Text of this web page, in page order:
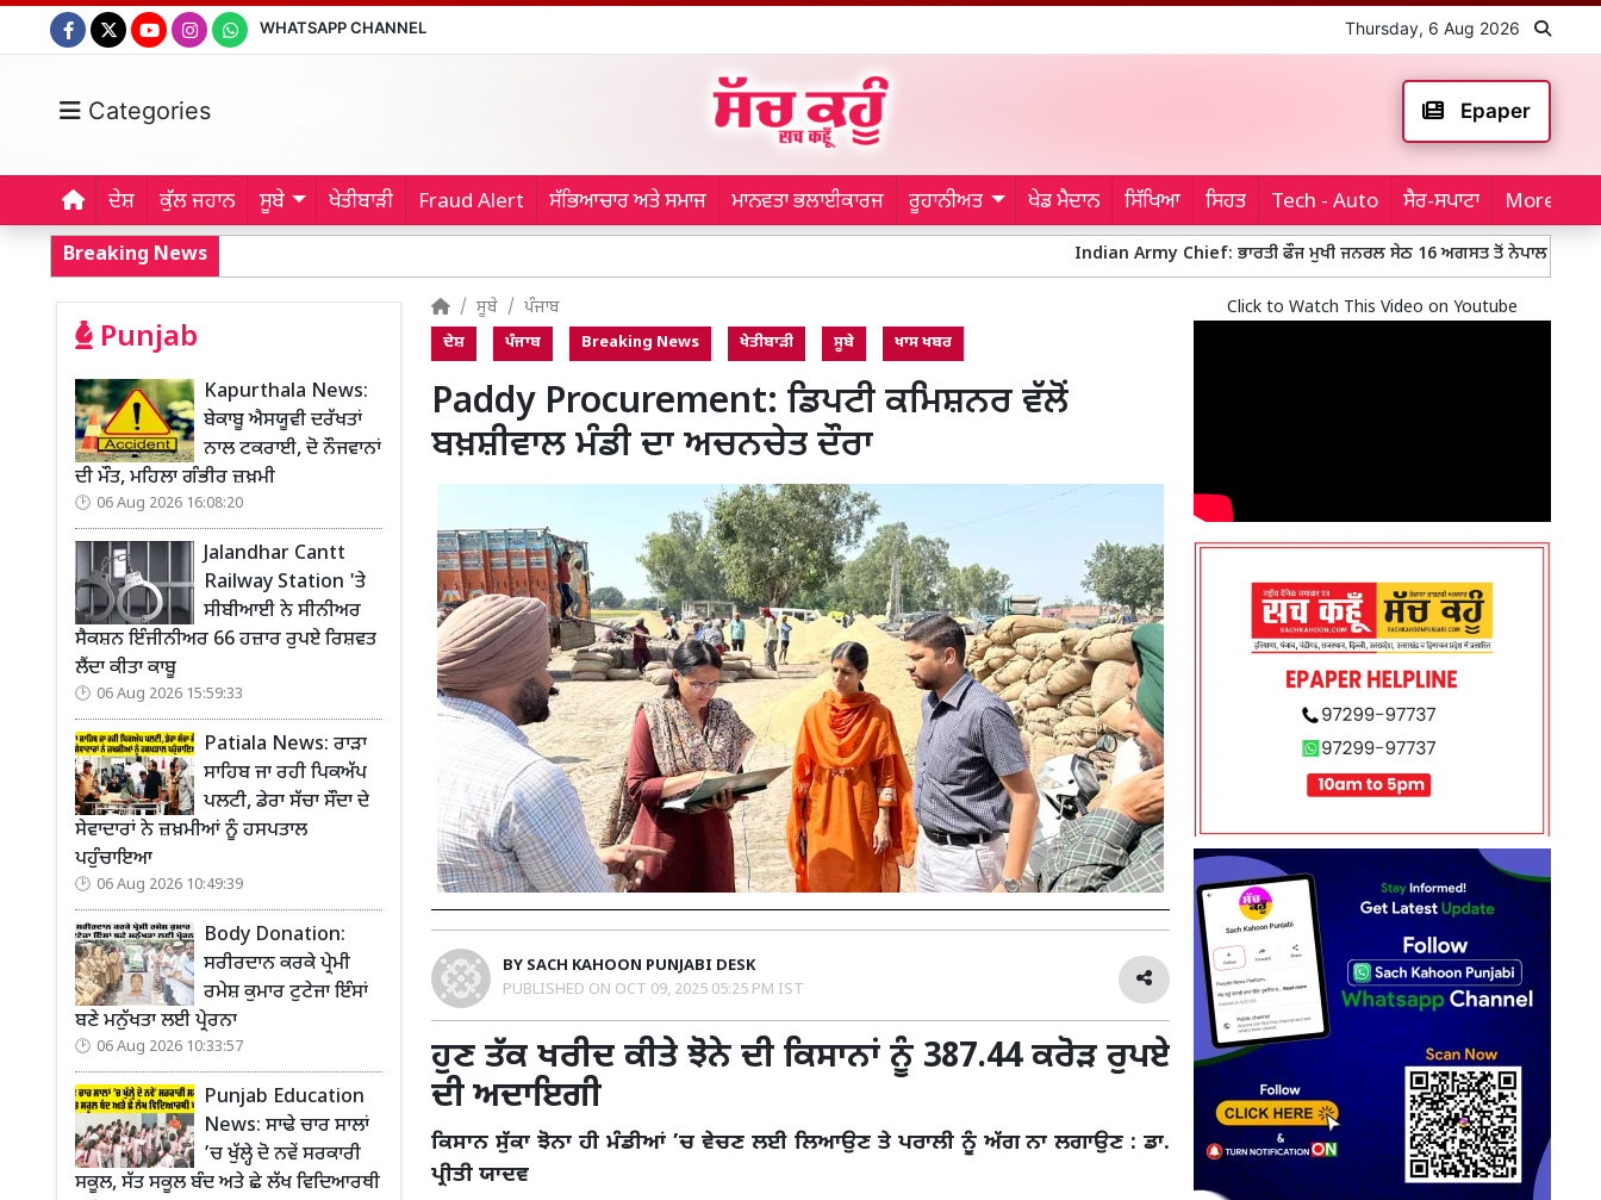
WHATSAPP CHANNEL Thursday, 6 Aug 2026
Categories Epaper
ਦੇਸ਼ ਕੁੱਲ ਜਹਾਨ ਸੂਬੇ ਖੇਤੀਬਾੜੀ Fraud Alert ਸੱਭਿਆਚਾਰ ਅਤੇ ਸਮਾਜ ਮਾਨਵਤਾ ਭਲਾਈਕਾਰਜ ਰੂਹਾਨੀਅਤ ਖੇਡ ਮੈਦਾਨ ਸਿੱਖਿਆ ਸਿਹਤ Tech - Auto ਸੈਰ-ਸਪਾਟਾ More...
Breaking News Indian Army Chief: ਭਾਰਤੀ ਫੌਜ ਮੁਖੀ ਜਨਰਲ ਸੇਠ 16 ਅਗਸਤ ਤੋਂ ਨੇਪਾਲ ਦੇ ਪੰਜ ਦਿਨਾਂ ਦੌਰੇ ’ਤੇ
Punjab
Kapurthala News:
ਬੇਕਾਬੂ ਐਸਯੂਵੀ ਦਰੱਖਤਾਂ
ਨਾਲ ਟਕਰਾਈ, ਦੋ ਨੌਜਵਾਨਾਂ
ਦੀ ਮੌਤ, ਮਹਿਲਾ ਗੰਭੀਰ ਜ਼ਖ਼ਮੀ
06 Aug 2026 16:08:20
Jalandhar Cantt
Railway Station 'ਤੇ
ਸੀਬੀਆਈ ਨੇ ਸੀਨੀਅਰ
ਸੈਕਸ਼ਨ ਇੰਜੀਨੀਅਰ 66 ਹਜ਼ਾਰ ਰੁਪਏ ਰਿਸ਼ਵਤ
ਲੈਂਦਾ ਕੀਤਾ ਕਾਬੂ
06 Aug 2026 15:59:33
Patiala News: ਰਾੜਾ
ਸਾਹਿਬ ਜਾ ਰਹੀ ਪਿਕਅੱਪ
ਪਲਟੀ, ਡੇਰਾ ਸੱਚਾ ਸੌਦਾ ਦੇ
ਸੇਵਾਦਾਰਾਂ ਨੇ ਜ਼ਖ਼ਮੀਆਂ ਨੂੰ ਹਸਪਤਾਲ
ਪਹੁੰਚਾਇਆ
06 Aug 2026 10:49:39
Body Donation:
ਸਰੀਰਦਾਨ ਕਰਕੇ ਪ੍ਰੇਮੀ
ਰਮੇਸ਼ ਕੁਮਾਰ ਟੁਟੇਜਾ ਇੰਸਾਂ
ਬਣੇ ਮਨੁੱਖਤਾ ਲਈ ਪ੍ਰੇਰਨਾ
06 Aug 2026 10:33:57
Punjab Education
News: ਸਾਢੇ ਚਾਰ ਸਾਲਾਂ
’ਚ ਖੁੱਲ੍ਹੇ ਦੋ ਨਵੇਂ ਸਰਕਾਰੀ
ਸਕੂਲ, ਸੱਤ ਸਕੂਲ ਬੰਦ ਅਤੇ ਛੇ ਲੱਖ ਵਿਦਿਆਰਥੀ
ਸੂਬੇ ਪੰਜਾਬ
ਦੇਸ਼ ਪੰਜਾਬ Breaking News ਖੇਤੀਬਾੜੀ ਸੂਬੇ ਖਾਸ ਖਬਰ
Paddy Procurement: ਡਿਪਟੀ ਕਮਿਸ਼ਨਰ ਵੱਲੋਂ
ਬਖ਼ਸ਼ੀਵਾਲ ਮੰਡੀ ਦਾ ਅਚਨਚੇਤ ਦੌਰਾ
BY SACH KAHOON PUNJABI DESK
PUBLISHED ON OCT 09, 2025 05:25 PM IST
ਹੁਣ ਤੱਕ ਖਰੀਦ ਕੀਤੇ ਝੋਨੇ ਦੀ ਕਿਸਾਨਾਂ ਨੂੰ 387.44 ਕਰੋੜ ਰੁਪਏ
ਦੀ ਅਦਾਇਗੀ
ਕਿਸਾਨ ਸੁੱਕਾ ਝੋਨਾ ਹੀ ਮੰਡੀਆਂ ’ਚ ਵੇਚਣ ਲਈ ਲਿਆਉਣ ਤੇ ਪਰਾਲੀ ਨੂੰ ਅੱਗ ਨਾ ਲਗਾਉਣ : ਡਾ.
ਪ੍ਰੀਤੀ ਯਾਦਵ
Click to Watch This Video on Youtube